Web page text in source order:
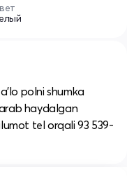
polni shumka
haydalgan
tel orqali 93 539-